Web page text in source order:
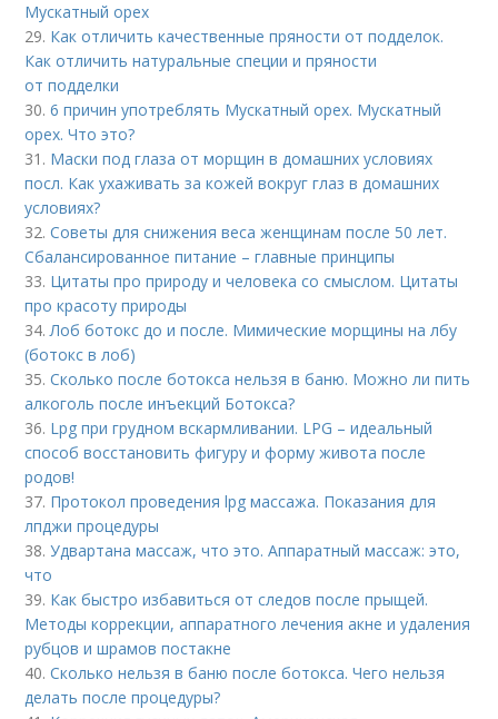
Мускатный орех
29. Как отличить качественные пряности от подделок.
Как отличить натуральные специи и пряности
от подделки
30.6 причин употреблять Мускатный орех. Мускатный
орех. Что это?
31. Маски под глаза от морщин в домашних условиях
посл. Как ухаживать за кожей вокруг глаз в домашних
условиях?
32.Советы для снижения веса женщинам после 50 лет.
Сбалансированное питание – главные принципы
33. Цитаты про природу и человека со смыслом. Цитаты
про красоту природы
34.Лоб ботокс до и после. Мимические морщины на лбу
(ботокс в лоб)
35.Сколько после ботокса нельзя в баню. Можно ли пить
алкоголь после инъекций Ботокса?
36. Lpg при грудном вскармливании. LPG – идеальный
способ восстановить фигуру и форму живота после
родов!
37. Протокол проведения lpg массажа. Показания для
лпджи процедуры
38.Удвартана массаж, что это. Аппаратный массаж: это,
что
39. Как быстро избавиться от следов после прыщей.
Методы коррекции, аппаратного лечения акне и удаления
рубцов и шрамов постакне
40.Сколько нельзя в баню после ботокса. Чего нельзя
делать после процедуры?